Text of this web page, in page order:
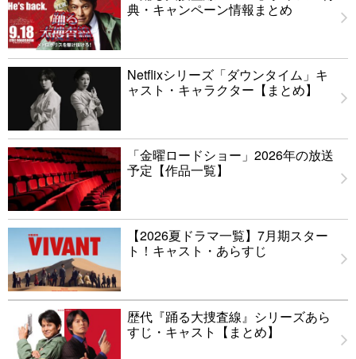
典・キャンペーン情報まとめ
Netflixシリーズ「ダウンタイム」キ
ャスト・キャラクター【まとめ】
「金曜ロードショー」2026年の放送
予定【作品一覧】
【2026夏ドラマ一覧】7月期スター
ト！キャスト・あらすじ
歴代『踊る大捜査線』シリーズあら
すじ・キャスト【まとめ】